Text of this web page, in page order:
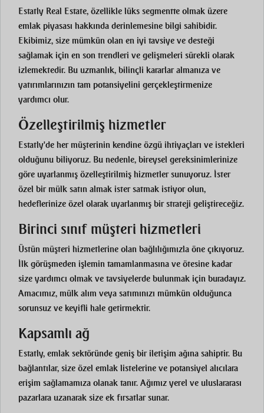
Estatly Real Estate, özellikle lüks segmentte olmak üzere
emlak piyasası hakkında derinlemesine bilgi sahibidir.
Ekibimiz, size mümkün olan en iyi tavsiye ve desteği
sağlamak için en son trendleri ve gelişmeleri sürekli olarak
izlemektedir. Bu uzmanlık, bilinçli kararlar almanıza ve
yatırımlarınızın tam potansiyelini gerçekleştirmenize
yardımcı olur.
Özelleştirilmiş hizmetler
Estatly'de her müşterinin kendine özgü ihtiyaçları ve istekleri
olduğunu biliyoruz. Bu nedenle, bireysel gereksinimlerinize
göre uyarlanmış özelleştirilmiş hizmetler sunuyoruz. İster
özel bir mülk satın almak ister satmak istiyor olun,
hedeflerinize özel olarak uyarlanmış bir strateji geliştireceğiz.
Birinci sınıf müşteri hizmetleri
Üstün müşteri hizmetlerine olan bağlılığımızla öne çıkıyoruz.
İlk görüşmeden işlemin tamamlanmasına ve ötesine kadar
size yardımcı olmak ve tavsiyelerde bulunmak için buradayız.
Amacımız, mülk alım veya satımınızı mümkün olduğunca
sorunsuz ve keyifli hale getirmektir.
Kapsamlı ağ
Estatly, emlak sektöründe geniş bir iletişim ağına sahiptir. Bu
bağlantılar, size özel emlak listelerine ve potansiyel alıcılara
erişim sağlamamıza olanak tanır. Ağımız yerel ve uluslararası
pazarlara uzanarak size ek fırsatlar sunar.